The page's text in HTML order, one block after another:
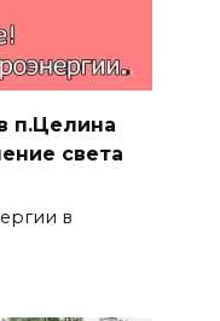
п.Целина
света
в